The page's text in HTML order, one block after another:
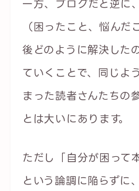
一方、ブログだと逆に
（困ったこと、悩んだ
後どのように解決した
ていくことで、同じよ
まった読者さんたちの
とは大いにあります。
ただし「自分が困って
という論調に陥らずに